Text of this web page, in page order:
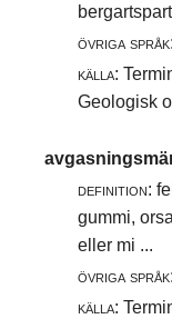
övriga språk:
källa:
Geologisk
definition:
gummi,
eller mi ...
övriga språk:
källa: